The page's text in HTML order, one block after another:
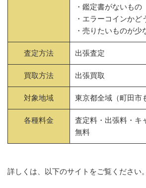
・鑑定書がないもの
・エラーコインか
・売りたいものが
査定方法 出張査定
買取方法 出張買取
対象地域 東京都全域（町田市
各種料金
査定料・出張料・キ
無料
詳しくは、以下のサイトをご覧ください。